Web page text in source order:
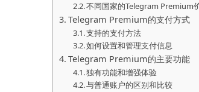
不同国家的Telegram Premium
Telegram Premium的支付方式
支持的支付方法
如何设置和管理支付信息
Telegram Premium的主要功能
独有功能和增强体验
与普通账户的区别和比较